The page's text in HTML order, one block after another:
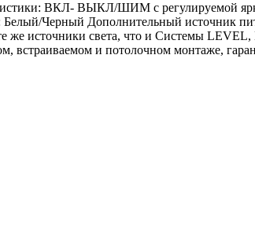
ВКЛ- ВЫКЛ/ШИМ с регулируемой
Черный Дополнительный источник
же источники света, что и Системы
и потолочном монтаже,